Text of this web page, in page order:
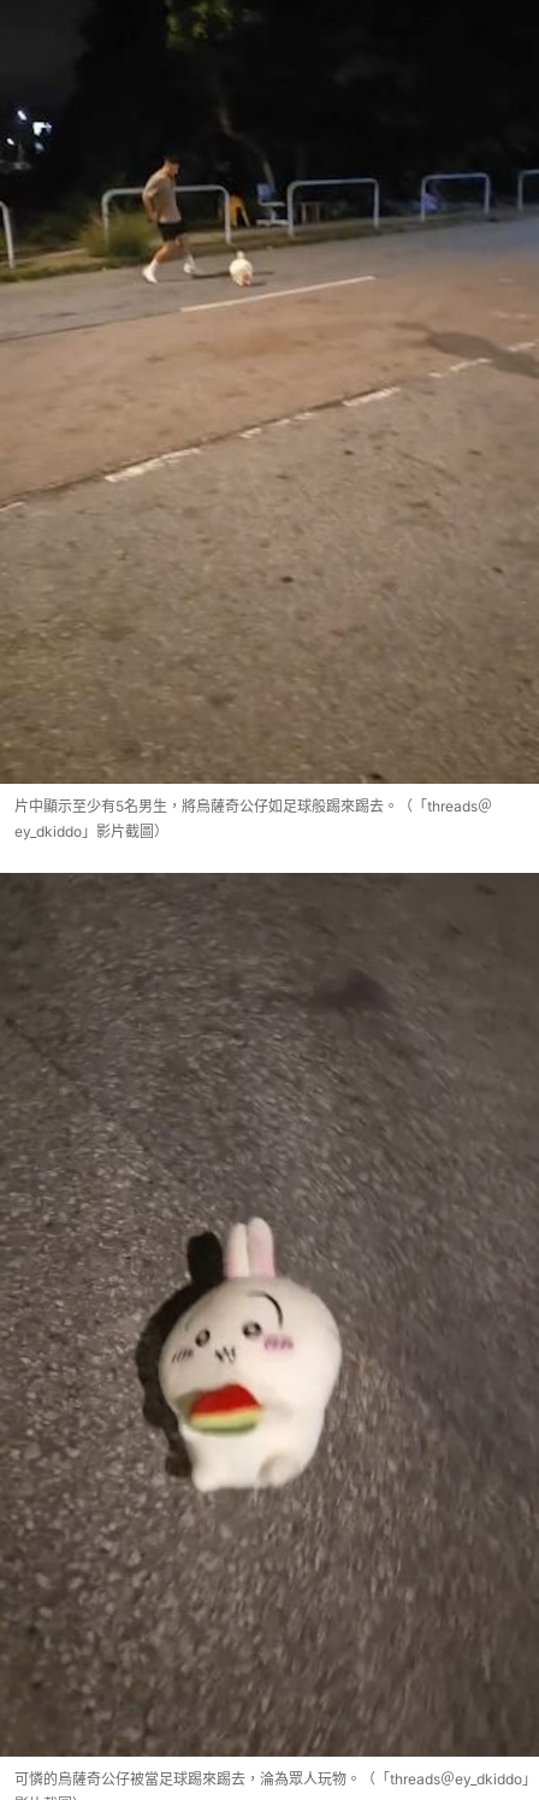
片中顯示至少有5名男生，將烏薩奇公仔如足球般踢來踢去。（「threads＠
ey_dkiddo」影片截圖）
可憐的烏薩奇公仔被當足球踢來踢去，淪為眾人玩物。（「threads＠ey_dkiddo」